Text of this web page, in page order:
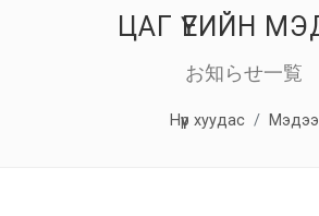
ЦАГ ҮЕИЙН
お知らせ一覧
Нүүр хуудас Мэдээ